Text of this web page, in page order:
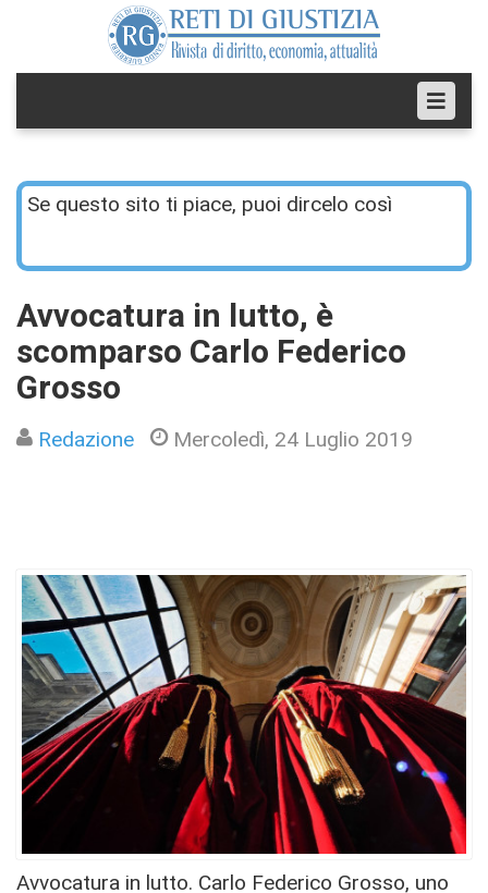
Se questo sito ti piace, puoi dircelo così
Avvocatura in lutto, è
scomparso Carlo Federico
Grosso
Redazione Mercoledì, 24 Luglio 2019
Avvocatura in lutto. Carlo Federico Grosso, uno